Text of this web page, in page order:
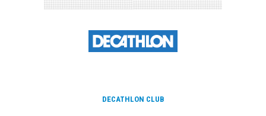
DECATHLON CLUB